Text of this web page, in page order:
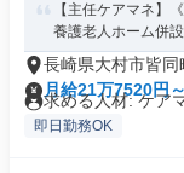
【主任ケアマネ】
養護老人ホーム併
長崎県大村市皆同
月給21万7520円
求める人材: ケア
即日勤務OK